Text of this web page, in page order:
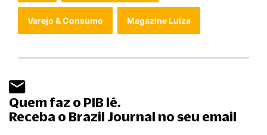
Varejo & Consumo Magazine Luiza
Quem faz o PIB lê.
Receba o Brazil Journal no seu email